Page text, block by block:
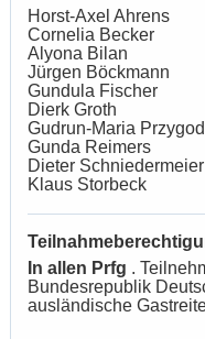
Horst-Axel Ahrens
Cornelia Becker
Alyona Bilan
Jürgen Böckmann
Gundula Fischer
Dierk Groth
Gudrun-Maria
Gunda Reimers
Dieter Schniedermeier
Klaus Storbeck
In allen Prfg .
Bundesrepublik
ausländische